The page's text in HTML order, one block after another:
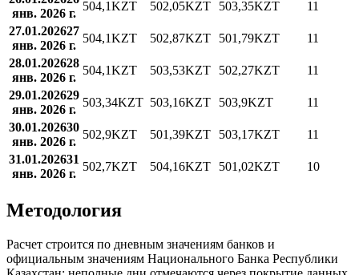
янв. 2026 г.
504,1KZT 502,05KZT 503,35KZT
11
27.01.202627
янв. 2026 г.
504,1KZT 502,87KZT 501,79KZT
11
28.01.202628
янв. 2026 г.
504,1KZT 503,53KZT 502,27KZT
11
29.01.202629
янв. 2026 г.
503,34KZT 503,16KZT 503,9KZT
11
30.01.202630
янв. 2026 г.
502,9KZT 501,39KZT 503,17KZT
11
31.01.202631
янв. 2026 г.
502,7KZT 504,16KZT 501,02KZT 10
Методология
Расчет строится по дневным значениям банков и
официальным значениям Национального Банка Республики